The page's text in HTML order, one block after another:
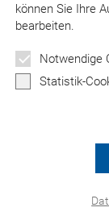
können Sie Ihre
bearbeiten.
Notwendige
Statistik-